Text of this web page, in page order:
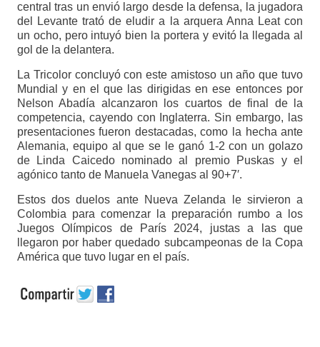
central tras un envió largo desde la defensa, la jugadora
del Levante trató de eludir a la arquera Anna Leat con
un ocho, pero intuyó bien la portera y evitó la llegada al
gol de la delantera.
La Tricolor concluyó con este amistoso un año que tuvo
Mundial y en el que las dirigidas en ese entonces por
Nelson Abadía alcanzaron los cuartos de final de la
competencia, cayendo con Inglaterra. Sin embargo, las
presentaciones fueron destacadas, como la hecha ante
Alemania, equipo al que se le ganó 1-2 con un golazo
de Linda Caicedo nominado al premio Puskas y el
agónico tanto de Manuela Vanegas al 90+7′.
Estos dos duelos ante Nueva Zelanda le sirvieron a
Colombia para comenzar la preparación rumbo a los
Juegos Olímpicos de París 2024, justas a las que
llegaron por haber quedado subcampeonas de la Copa
América que tuvo lugar en el país.